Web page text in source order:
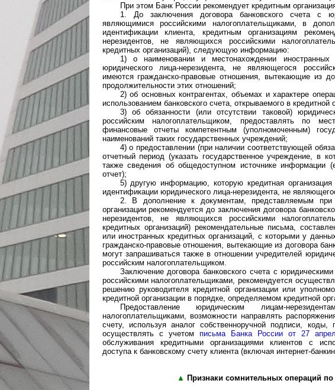
При этом Банк России рекомендует кредитным
1. До заключения договора банковского счета с
являющимися российскими налогоплательщиками, в
идентификации клиента, кредитным организациям
нерезидентов, не являющихся российскими
кредитных организаций), следующую информацию:
1) о наименовании и местонахождении
юридического лица-нерезидента, не являющегося
имеются гражданско-правовые отношения, вытекающие из
продолжительности этих отношений;
2) об основных контрагентах, объемах и характере
использованием банковского счета, открываемого в кредитной
3) об обязанности (или отсутствии таковой)
российским налогоплательщиком, предоставлять по
финансовые отчеты компетентным (уполномоченным)
наименований таких государственных учреждений;
4) о предоставлении (при наличии соответствующей
отчетный период (указать государственное учреждение, в
также сведения об общедоступном источнике информации
отчет);
5) другую информацию, которую кредитная
идентификации юридического лица-нерезидента, не
2. В дополнение к документам, представляемым при
организации рекомендуется до заключения договора
нерезидентов, не являющихся российскими
кредитных организаций) рекомендательные письма,
или иностранных кредитных организаций, с которыми у
гражданско-правовые отношения, вытекающие из договора
могут запрашиваться также в отношении учредителей
российским налогоплательщиком.
Заключение договора банковского счета с
российскими налогоплательщиками, рекомендуется
решению руководителя кредитной организации или
кредитной организации в порядке, определяемом кредитной
Предоставление юридическим лицам-
налогоплательщиками, возможности направлять
счету, используя аналог собственноручной подписи,
осуществлять с учетом письма Банка России от 27
обслуживания кредитными организациями клиентов с
доступа к банковскому счету клиента (включая интернет-
▲ Признаки сомнительных операций